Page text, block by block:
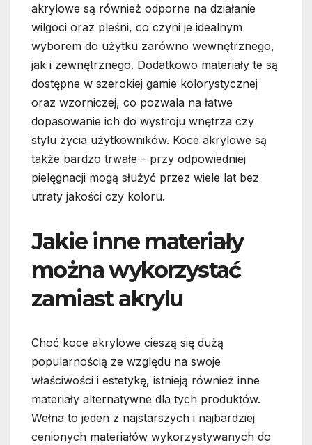
akrylowe są również odporne na działanie
wilgoci oraz pleśni, co czyni je idealnym
wyborem do użytku zarówno wewnętrznego,
jak i zewnętrznego. Dodatkowo materiały te są
dostępne w szerokiej gamie kolorystycznej
oraz wzorniczej, co pozwala na łatwe
dopasowanie ich do wystroju wnętrza czy
stylu życia użytkowników. Koce akrylowe są
także bardzo trwałe – przy odpowiedniej
pielęgnacji mogą służyć przez wiele lat bez
utraty jakości czy koloru.
Jakie inne materiały
można wykorzystać
zamiast akrylu
Choć koce akrylowe cieszą się dużą
popularnością ze względu na swoje
właściwości i estetykę, istnieją również inne
materiały alternatywne dla tych produktów.
Wełna to jeden z najstarszych i najbardziej
cenionych materiałów wykorzystywanych do